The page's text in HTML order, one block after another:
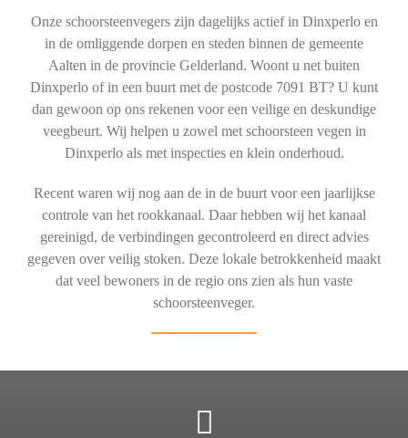
Onze schoorsteenvegers zijn dagelijks actief in Dinxperlo en
in de omliggende dorpen en steden binnen de gemeente
Aalten in de provincie Gelderland. Woont u net buiten
Dinxperlo of in een buurt met de postcode 7091 BT? U kunt
dan gewoon op ons rekenen voor een veilige en deskundige
veegbeurt. Wij helpen u zowel met schoorsteen vegen in
Dinxperlo als met inspecties en klein onderhoud.
Recent waren wij nog aan de in de buurt voor een jaarlijkse
controle van het rookkanaal. Daar hebben wij het kanaal
gereinigd, de verbindingen gecontroleerd en direct advies
gegeven over veilig stoken. Deze lokale betrokkenheid maakt
dat veel bewoners in de regio ons zien als hun vaste
schoorsteenveger.